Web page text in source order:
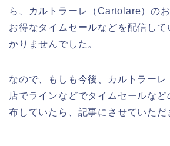
ら、カルトラーレ（Cartolare）の
お得なタイムセールなどを配信して
かりませんでした。
なので、もしも今後、カルトラー
店でラインなどでタイムセールな
布していたら、記事にさせていただ